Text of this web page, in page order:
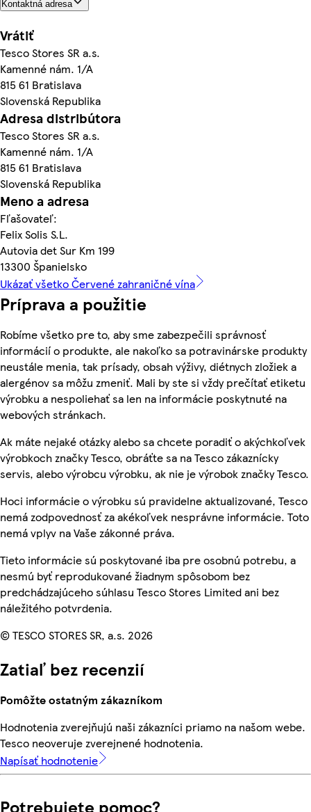
Kontaktná adresa
Vrátiť
Tesco Stores SR a.s.
Kamenné nám. 1/A
815 61 Bratislava
Slovenská Republika
Adresa distribútora
Tesco Stores SR a.s.
Kamenné nám. 1/A
815 61 Bratislava
Slovenská Republika
Meno a adresa
Fľašovateľ:
Felix Solis S.L.
Autovia det Sur Km 199
13300 Španielsko
Ukázať všetko Červené zahraničné vína
Príprava a použitie
Robíme všetko pre to, aby sme zabezpečili správnosť
informácií o produkte, ale nakoľko sa potravinárske produkty
neustále menia, tak prísady, obsah výživy, diétnych zložiek a
alergénov sa môžu zmeniť. Mali by ste si vždy prečítať etiketu
výrobku a nespoliehať sa len na informácie poskytnuté na
webových stránkach.
Ak máte nejaké otázky alebo sa chcete poradiť o akýchkoľvek
výrobkoch značky Tesco, obráťte sa na Tesco zákaznícky
servis, alebo výrobcu výrobku, ak nie je výrobok značky Tesco.
Hoci informácie o výrobku sú pravidelne aktualizované, Tesco
nemá zodpovednosť za akékoľvek nesprávne informácie. Toto
nemá vplyv na Vaše zákonné práva.
Tieto informácie sú poskytované iba pre osobnú potrebu, a
nesmú byť reprodukované žiadnym spôsobom bez
predchádzajúceho súhlasu Tesco Stores Limited ani bez
náležitého potvrdenia.
© TESCO STORES SR, a.s. 2026
Zatiaľ bez recenzií
Pomôžte ostatným zákazníkom
Hodnotenia zverejňujú naši zákazníci priamo na našom webe.
Tesco neoveruje zverejnené hodnotenia.
Napísať hodnotenie
Potrebujete pomoc?